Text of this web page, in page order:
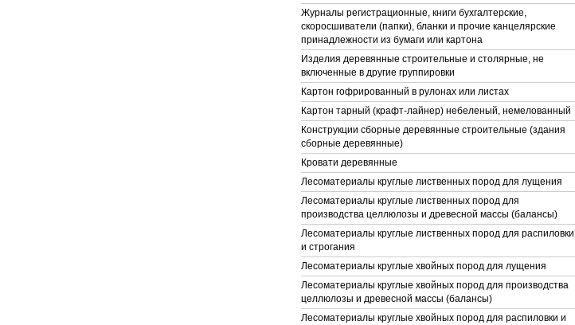
Журналы регистрационные, книги бухгалтерские,
скоросшиватели (папки), бланки и прочие канцелярские
принадлежности из бумаги или картона
Изделия деревянные строительные и столярные, не
включенные в другие группировки
Картон гофрированный в рулонах или листах
Картон тарный (крафт-лайнер) небеленый, немелованный
Конструкции сборные деревянные строительные (здания
сборные деревянные)
Кровати деревянные
Лесоматериалы круглые лиственных пород для лущения
Лесоматериалы круглые лиственных пород для
производства целлюлозы и древесной массы (балансы)
Лесоматериалы круглые лиственных пород для распиловки
и строгания
Лесоматериалы круглые хвойных пород для лущения
Лесоматериалы круглые хвойных пород для производства
целлюлозы и древесной массы (балансы)
Лесоматериалы круглые хвойных пород для распиловки и